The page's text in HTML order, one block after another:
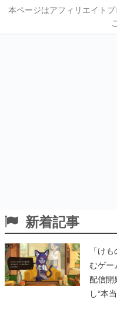
本ページはアフィリエイト
新着記事
「け
むゲー
配信開
し“本